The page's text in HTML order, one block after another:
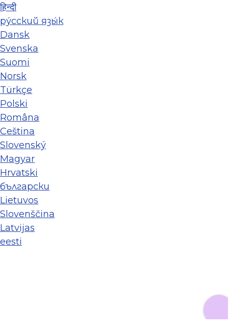
हिन्दी
ру́сский язы́к
Dansk
Svenska
Suomi
Norsk
Türkçe
Polski
Româna
Ceština
Slovenský
Magyar
Hrvatski
български
Lietuvos
Slovenščina
Latvijas
eesti